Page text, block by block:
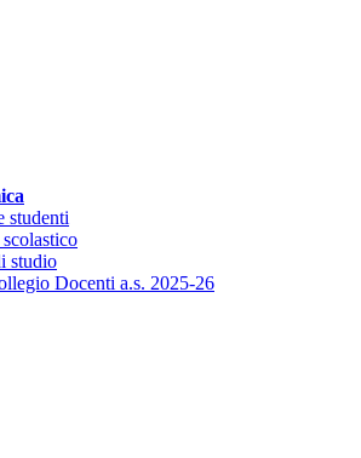
studenti
studio
Docenti a.s. 2025-26